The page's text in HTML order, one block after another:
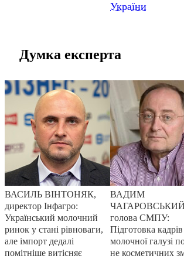
України
Думка експерта
ВАСИЛЬ ВІНТОНЯК,
директор Інфагро:
Український молочний
ринок у стані рівноваги,
але імпорт дедалі
помітніше витісняє
ВАДИМ
голова СМПУ:
Підготовка
молочної галузі
не косметичних